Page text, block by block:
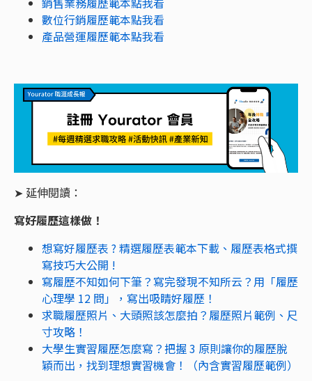
數位行銷履歷範本點我看
產品營運履歷範本點我看
➤ 延伸閱讀：
寫好履歷這樣做！
想寫好履歷表 ? 精選履歷表範本下載、履歷表格式撰
寫技巧大公開 !
寫履歷不知如何下筆？寫完發現不知所云？用「履歷
心理學 12 問」，寫出吸睛好履歷！
求職履歷照片、大頭照該怎麼拍？履歷照片範例、尺
寸攻略！
大學生實習履歷怎麼寫？把握 3 原則讓你的履歷脫
穎而出，找到理想實習機會！（內含實習履歷範例）